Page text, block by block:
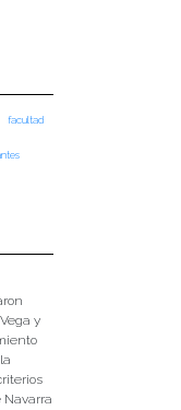
facultad
y